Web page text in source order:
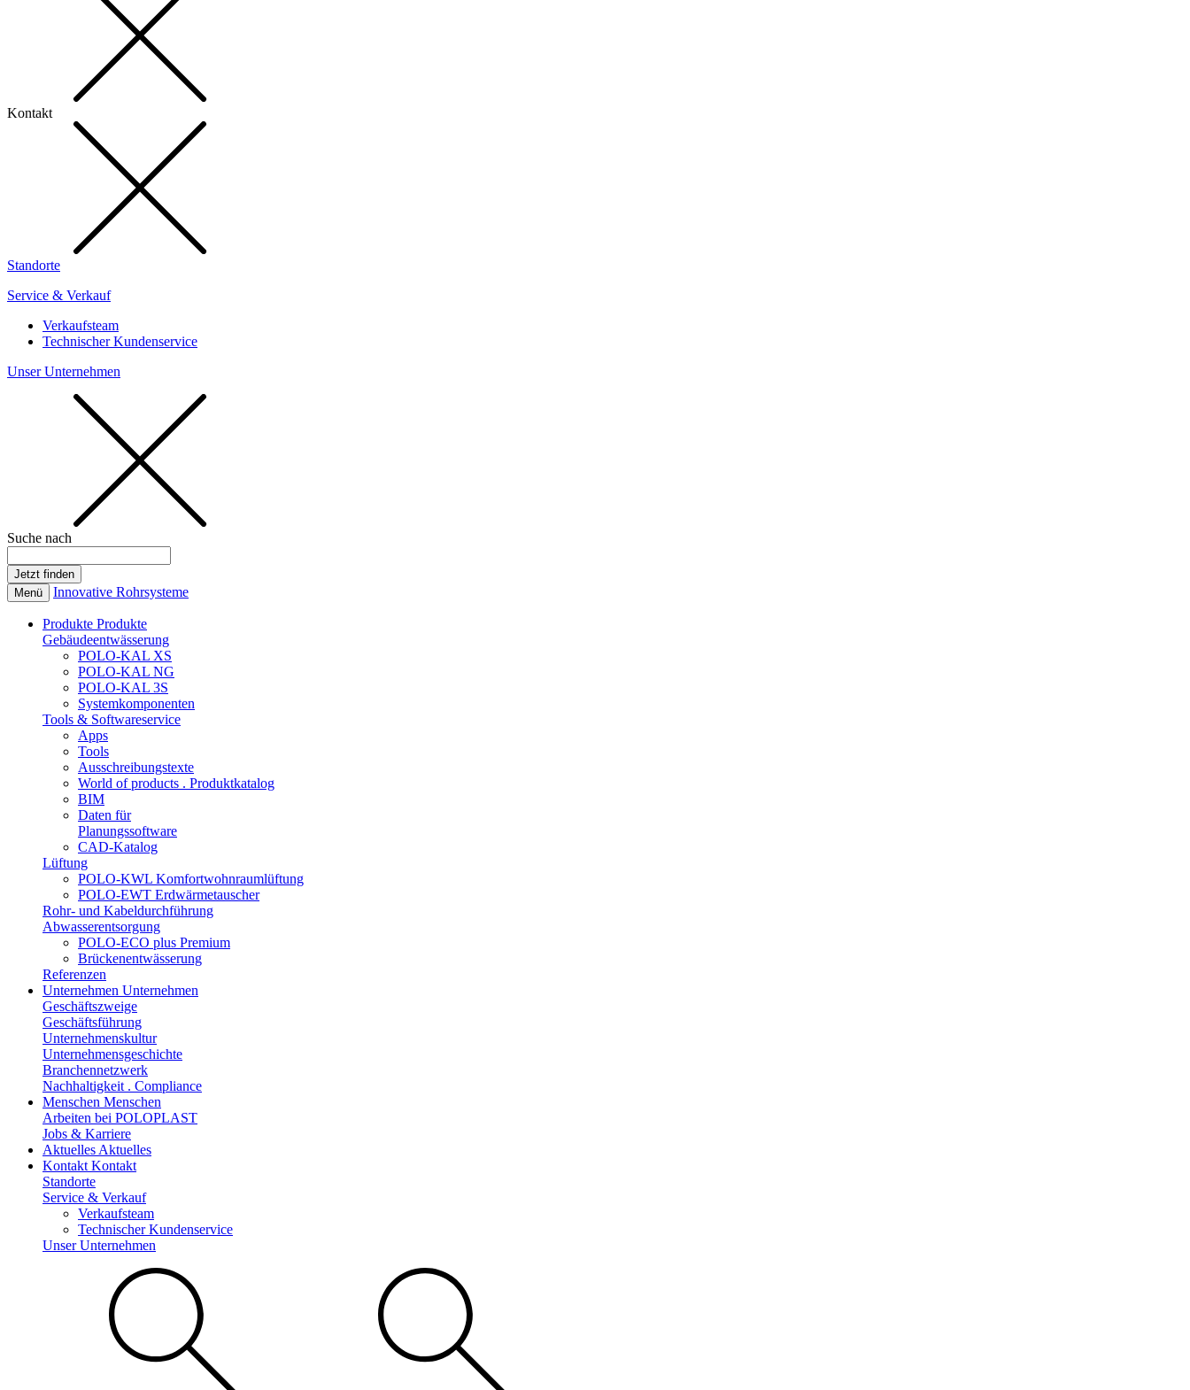
Kontakt
Standorte
Service & Verkauf
Verkaufsteam
Technischer Kundenservice
Unser Unternehmen
Suche nach
Menü Innovative Rohrsysteme
Produkte Produkte
Gebäudeentwässerung
POLO-KAL XS
POLO-KAL NG
POLO-KAL 3S
Systemkomponenten
Tools & Softwareservice
Apps
Tools
Ausschreibungstexte
World of products . Produktkatalog
BIM
Daten für
Planungssoftware
CAD-Katalog
Lüftung
POLO-KWL Komfortwohnraumlüftung
POLO-EWT Erdwärmetauscher
Rohr- und Kabeldurchführung
Abwasserentsorgung
POLO-ECO plus Premium
Brückenentwässerung
Referenzen
Unternehmen Unternehmen
Geschäftszweige
Geschäftsführung
Unternehmenskultur
Unternehmensgeschichte
Branchennetzwerk
Nachhaltigkeit . Compliance
Menschen Menschen
Arbeiten bei POLOPLAST
Jobs & Karriere
Aktuelles Aktuelles
Kontakt Kontakt
Standorte
Service & Verkauf
Verkaufsteam
Technischer Kundenservice
Unser Unternehmen